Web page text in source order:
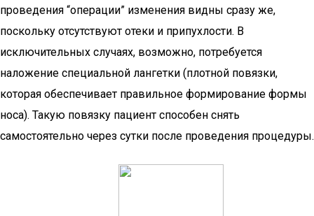
проведения “операции” изменения видны сразу же,
поскольку отсутствуют отеки и припухлости. В
исключительных случаях, возможно, потребуется
наложение специальной лангетки (плотной повязки,
которая обеспечивает правильное формирование формы
носа). Такую повязку пациент способен снять
самостоятельно через сутки после проведения процедуры.